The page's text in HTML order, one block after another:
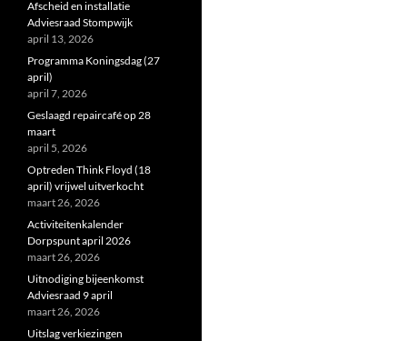
Afscheid en installatie
Adviesraad Stompwijk
april 13, 2026
Programma Koningsdag (27
april)
april 7, 2026
Geslaagd repaircafé op 28
maart
april 5, 2026
Optreden Think Floyd (18
april) vrijwel uitverkocht
maart 26, 2026
Activiteitenkalender
Dorpspunt april 2026
maart 26, 2026
Uitnodiging bijeenkomst
Adviesraad 9 april
maart 26, 2026
Uitslag verkiezingen